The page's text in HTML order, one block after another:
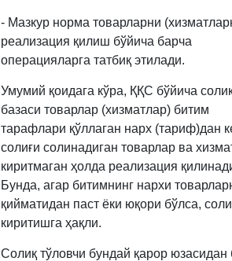
- Мазкур норма товарларни
реализация қилиш бўйича барча
операцияларга татбиқ этилади.
Умумий қоидага кўра, ҚҚС бўйича
базаси товарлар (хизматлар) битим
тарафлари қўллаган нарх (тариф)дан
солиғи солинадиган товарлар ва
киритмаган ҳолда реализация
Бунда, агар битимнинг нархи
қийматидан паст ёки юқори бўлса,
киритишга ҳақли.
Солиқ тўловчи бундай қарор